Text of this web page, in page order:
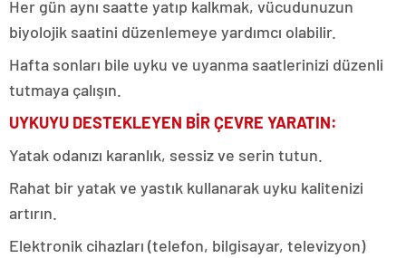
Her gün aynı saatte yatıp kalkmak, vücudunuzun
biyolojik saatini düzenlemeye yardımcı olabilir.
Hafta sonları bile uyku ve uyanma saatlerinizi düzenli
tutmaya çalışın.
UYKUYU DESTEKLEYEN BİR ÇEVRE YARATIN:
Yatak odanızı karanlık, sessiz ve serin tutun.
Rahat bir yatak ve yastık kullanarak uyku kalitenizi
artırın.
Elektronik cihazları (telefon, bilgisayar, televizyon)